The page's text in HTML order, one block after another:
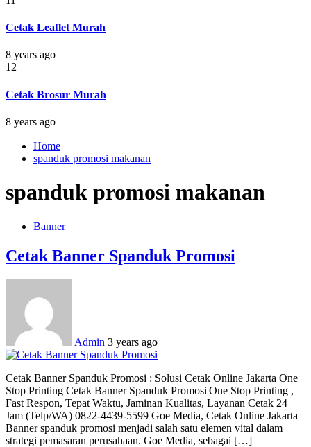
Cetak Leaflet Murah
8 years ago
12
Cetak Brosur Murah
8 years ago
Home
spanduk promosi makanan
spanduk promosi makanan
Banner
Cetak Banner Spanduk Promosi
Admin 3 years ago
Cetak Banner Spanduk Promosi : Solusi Cetak Online Jakarta One
Stop Printing Cetak Banner Spanduk Promosi|One Stop Printing ,
Fast Respon, Tepat Waktu, Jaminan Kualitas, Layanan Cetak 24
Jam (Telp/WA) 0822-4439-5599 Goe Media, Cetak Online Jakarta
Banner spanduk promosi menjadi salah satu elemen vital dalam
strategi pemasaran perusahaan. Goe Media, sebagai […]